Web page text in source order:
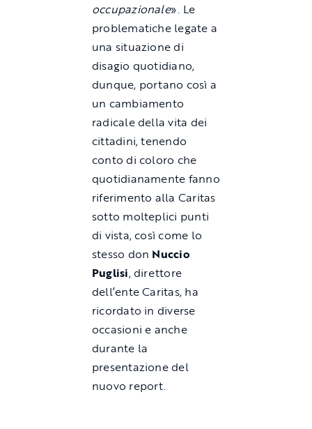
occupazionale». Le
problematiche legate a
una situazione di
disagio quotidiano,
dunque, portano così a
un cambiamento
radicale della vita dei
cittadini, tenendo
conto di coloro che
quotidianamente fanno
riferimento alla Caritas
sotto molteplici punti
di vista, così come lo
stesso don Nuccio
Puglisi, direttore
dell’ente Caritas, ha
ricordato in diverse
occasioni e anche
durante la
presentazione del
nuovo report.